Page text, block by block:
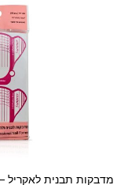
מדבקות תבנית לאקריל –